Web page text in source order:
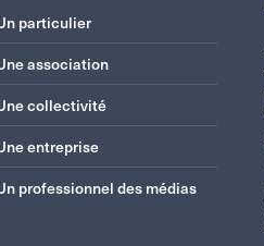
particulier
association
collectivité
entreprise
professionnel des médias